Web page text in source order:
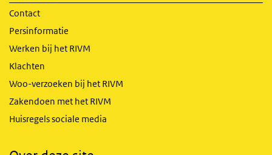
Contact
Persinformatie
Werken bij het RIVM
Klachten
Woo-verzoeken bij het RIVM
Zakendoen met het RIVM
Huisregels sociale media